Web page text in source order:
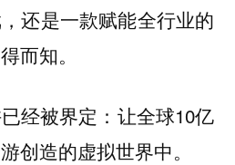
还是一款赋能全行业的
而知。
经被界定：让全球10亿
创造的虚拟世界中。